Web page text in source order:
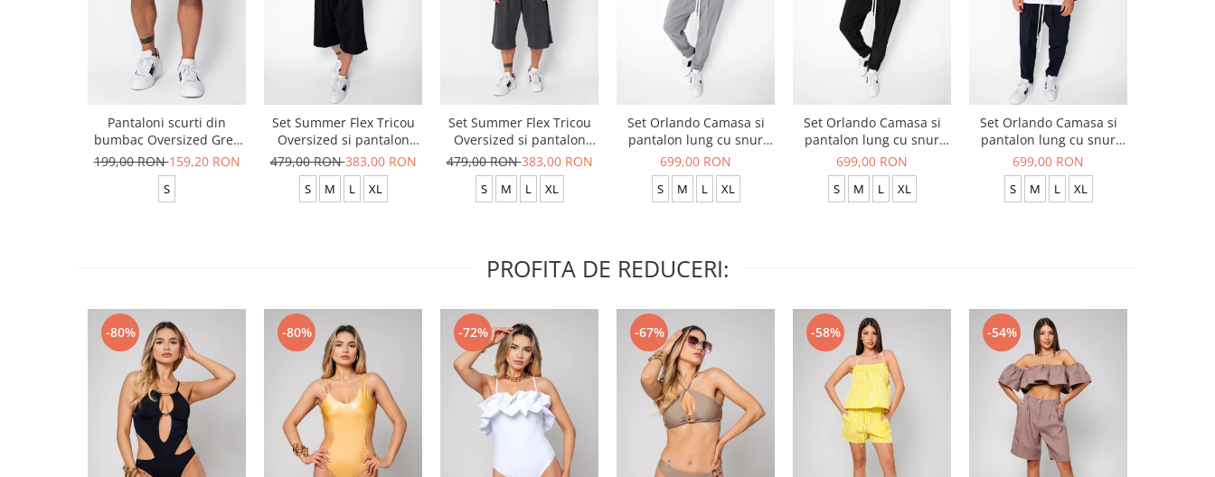
Pantaloni scurti din
bumbac Oversized Grey
Anthracite
199,00 RON159,20 RON
S
Set Summer Flex Tricou
Oversized si pantalon
scurt Baggy Black
479,00 RON383,00 RON
S M L XL
Set Summer Flex Tricou
Oversized si pantalon
scurt Baggy Grey
Anthracite
479,00 RON383,00 RON
S M L XL
Set Orlando Camasa si
pantalon lung cu snur
Premium Grey
699,00 RON
S M L XL
Set Orlando Camasa si
pantalon lung cu snur
Premium Black
699,00 RON
S M L XL
Set Orlando Camasa si
pantalon lung cu snur
Premium Navy
699,00 RON
S M L XL
PROFITA DE REDUCERI:
-80% -80% -72% -67% -58% -54%